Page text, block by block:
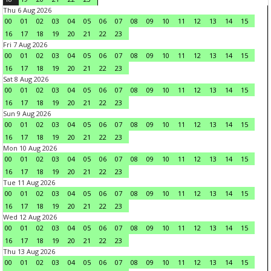
Thu 6 Aug 2026
00
01 02 03 04 05 06 07 08 09 10 11 12 13 14
15
16
17 18 19 20 21 22
23
Fri 7 Aug 2026
00
01 02 03 04 05 06 07 08 09 10 11 12 13 14
15
16
17 18 19 20 21 22
23
Sat 8 Aug 2026
00
01 02 03 04 05 06 07 08 09 10 11 12 13 14
15
16
17 18 19 20 21 22
23
Sun 9 Aug 2026
00
01 02 03 04 05 06 07 08 09 10 11 12 13 14
15
16
17 18 19 20 21 22
23
Mon 10 Aug 2026
00
01 02 03 04 05 06 07 08 09 10 11 12 13 14
15
16
17 18 19 20 21 22
23
Tue 11 Aug 2026
00
01 02 03 04 05 06 07 08 09 10 11 12 13 14
15
16
17 18 19 20 21 22
23
Wed 12 Aug 2026
00
01 02 03 04 05 06 07 08 09 10 11 12 13 14
15
16
17 18 19 20 21 22
23
Thu 13 Aug 2026
00
01 02 03 04 05 06 07 08 09 10 11 12 13 14
15